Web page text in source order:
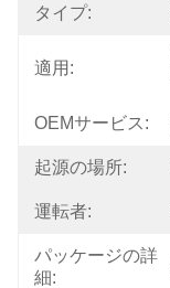
タイプ:
適用:
OEMサービス:
起源の場所:
運転者:
パッケージの詳
細: